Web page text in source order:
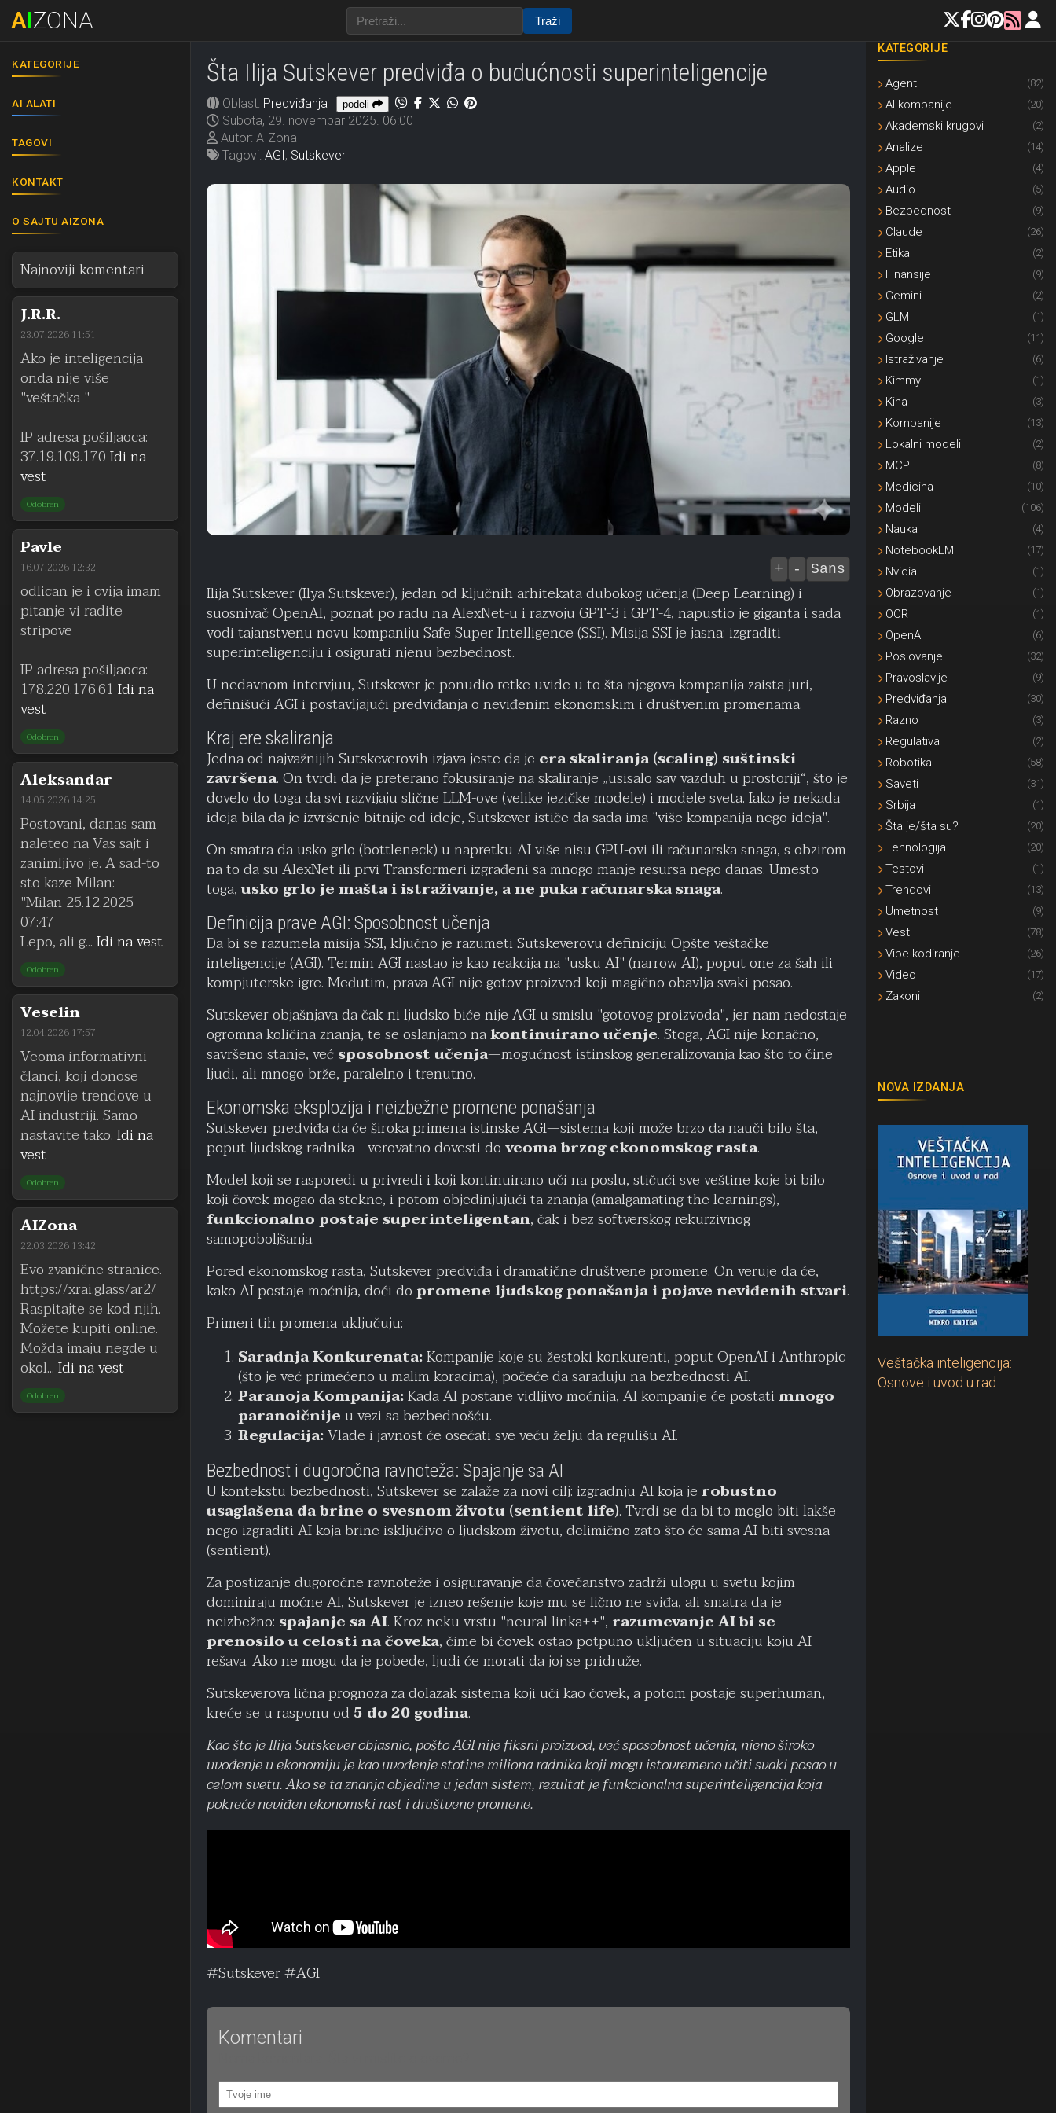
AIZONA Traži
KATEGORIJE
AI ALATI
TAGOVI
KONTAKT
O SAJTU AIZONA
Najnoviji komentari
J.R.R.
23.07.2026 11:51
Ako je inteligencija
onda nije više
"veštačka "
IP adresa pošiljaoca:
37.19.109.170Idi na
vest
Odobren
Pavle
16.07.2026 12:32
odlican je i cvija imam
pitanje vi radite
stripove
IP adresa pošiljaoca:
178.220.176.61 Idi na
vest
Odobren
Aleksandar
14.05.2026 14:25
Postovani, danas sam
naleteo na Vas sajt i
zanimljivo je. A sad-to
sto kaze Milan:
"Milan 25.12.2025
07:47
Lepo, ali g...Idi na vest
Odobren
Veselin
12.04.2026 17:57
Veoma informativni
članci, koji donose
najnovije trendove u
AI industriji. Samo
nastavite tako.Idi na
vest
Odobren
AIZona
22.03.2026 13:42
Evo zvanične stranice.
https://xrai.glass/ar2/
Raspitajte se kod njih.
Možete kupiti online.
Možda imaju negde u
okol...Idi na vest
Odobren
Šta Ilija Sutskever predviđa o budućnosti superinteligencije
Oblast: Predviđanja| podeli
Subota, 29. novembar 2025. 06:00
Autor: AIZona
Tagovi: AGI, Sutskever
+ - Sans
Ilija Sutskever (Ilya Sutskever), jedan od ključnih arhitekata dubokog učenja (Deep Learning) i
suosnivač OpenAI, poznat po radu na AlexNet-u i razvoju GPT-3 i GPT-4, napustio je giganta i sada
vodi tajanstvenu novu kompaniju Safe Super Intelligence (SSI). Misija SSI je jasna: izgraditi
superinteligenciju i osigurati njenu bezbednost.
U nedavnom intervjuu, Sutskever je ponudio retke uvide u to šta njegova kompanija zaista juri,
definišući AGI i postavljajući predviđanja o neviđenim ekonomskim i društvenim promenama.
Kraj ere skaliranja
Jedna od najvažnijih Sutskeverovih izjava jeste da je era skaliranja (scaling) suštinski
završena. On tvrdi da je preterano fokusiranje na skaliranje „usisalo sav vazduh u prostoriji“, što je
dovelo do toga da svi razvijaju slične LLM-ove (velike jezičke modele) i modele sveta. Iako je nekada
ideja bila da je izvršenje bitnije od ideje, Sutskever ističe da sada ima "više kompanija nego ideja".
On smatra da usko grlo (bottleneck) u napretku AI više nisu GPU-ovi ili računarska snaga, s obzirom
na to da su AlexNet ili prvi Transformeri izgrađeni sa mnogo manje resursa nego danas. Umesto
toga,usko grlo je mašta i istraživanje, a ne puka računarska snaga.
Definicija prave AGI: Sposobnost učenja
Da bi se razumela misija SSI, ključno je razumeti Sutskeverovu definiciju Opšte veštačke
inteligencije (AGI). Termin AGI nastao je kao reakcija na "usku AI" (narrow AI), poput one za šah ili
kompjuterske igre. Međutim, prava AGI nije gotov proizvod koji magično obavlja svaki posao.
Sutskever objašnjava da čak ni ljudsko biće nije AGI u smislu "gotovog proizvoda", jer nam nedostaje
ogromna količina znanja, te se oslanjamo nakontinuirano učenje. Stoga, AGI nije konačno,
savršeno stanje, većsposobnost učenja—mogućnost istinskog generalizovanja kao što to čine
ljudi, ali mnogo brže, paralelno i trenutno.
Ekonomska eksplozija i neizbežne promene ponašanja
Sutskever predviđa da će široka primena istinske AGI—sistema koji može brzo da nauči bilo šta,
poput ljudskog radnika—verovatno dovesti doveoma brzog ekonomskog rasta.
Model koji se rasporedi u privredi i koji kontinuirano uči na poslu, stičući sve veštine koje bi bilo
koji čovek mogao da stekne, i potom objedinjujući ta znanja (amalgamating the learnings),
funkcionalno postaje superinteligentan, čak i bez softverskog rekurzivnog
samopoboljšanja.
Pored ekonomskog rasta, Sutskever predviđa i dramatične društvene promene. On veruje da će,
kako AI postaje moćnija, doći dopromene ljudskog ponašanja i pojave neviđenih stvari.
Primeri tih promena uključuju:
Saradnja Konkurenata:Kompanije koje su žestoki konkurenti, poput OpenAI i Anthropic
(što je već primećeno u malim koracima), počeće da sarađuju na bezbednosti AI.
Paranoja Kompanija:Kada AI postane vidljivo moćnija, AI kompanije će postatimnogo
paranoičnije u vezi sa bezbednošću.
Regulacija:Vlade i javnost će osećati sve veću želju da regulišu AI.
Bezbednost i dugoročna ravnoteža: Spajanje sa AI
U kontekstu bezbednosti, Sutskever se zalaže za novi cilj: izgradnju AI koja jerobustno
usaglašena da brine o svesnom životu (sentient life). Tvrdi se da bi to moglo biti lakše
nego izgraditi AI koja brine isključivo o ljudskom životu, delimično zato što će sama AI biti svesna
(sentient).
Za postizanje dugoročne ravnoteže i osiguravanje da čovečanstvo zadrži ulogu u svetu kojim
dominiraju moćne AI, Sutskever je izneo rešenje koje mu se lično ne sviđa, ali smatra da je
neizbežno: spajanje sa AI. Kroz neku vrstu "neural linka++",razumevanje AI bi se
prenosilo u celosti na čoveka, čime bi čovek ostao potpuno uključen u situaciju koju AI
rešava. Ako ne mogu da je pobede, ljudi će morati da joj se pridruže.
Sutskeverova lična prognoza za dolazak sistema koji uči kao čovek, a potom postaje superhuman,
kreće se u rasponu od 5 do 20 godina.
Kao što je Ilija Sutskever objasnio, pošto AGI nije fiksni proizvod, već sposobnost učenja, njeno široko
uvođenje u ekonomiju je kao uvođenje stotine miliona radnika koji mogu istovremeno učiti svaki posao u
celom svetu. Ako se ta znanja objedine u jedan sistem, rezultat je funkcionalna superinteligencija koja
pokreće neviđen ekonomski rast i društvene promene.
#Sutskever #AGI
Komentari
KATEGORIJE
Agenti (82)
AI kompanije (20)
Akademski krugovi (2)
Analize (14)
Apple (4)
Audio (5)
Bezbednost (9)
Claude (26)
Etika (2)
Finansije (9)
Gemini (2)
GLM (1)
Google (11)
Istraživanje (6)
Kimmy (1)
Kina (3)
Kompanije (13)
Lokalni modeli (2)
MCP (8)
Medicina (10)
Modeli (106)
Nauka (4)
NotebookLM (17)
Nvidia (1)
Obrazovanje (1)
OCR (1)
OpenAI (6)
Poslovanje (32)
Pravoslavlje (9)
Predviđanja (30)
Razno (3)
Regulativa (2)
Robotika (58)
Saveti (31)
Srbija (1)
Šta je/šta su? (20)
Tehnologija (20)
Testovi (1)
Trendovi (13)
Umetnost (9)
Vesti (78)
Vibe kodiranje (26)
Video (17)
Zakoni (2)
NOVA IZDANJA
Veštačka inteligencija:
Osnove i uvod u rad